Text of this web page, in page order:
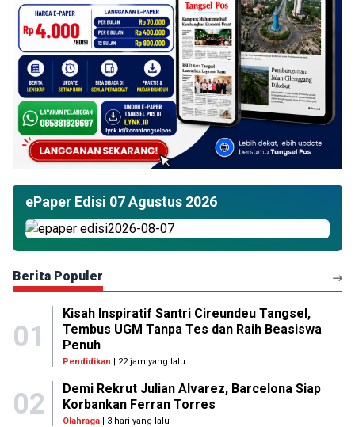
ePaper Edisi 07 Agustus 2026
Berita Populer
01
Kisah Inspiratif Santri Cireundeu Tangsel,
Tembus UGM Tanpa Tes dan Raih Beasiswa
Penuh
Pendidikan | 22 jam yang lalu
02
Demi Rekrut Julian Alvarez, Barcelona Siap
Korbankan Ferran Torres
Olahraga| 3 hari yang lalu